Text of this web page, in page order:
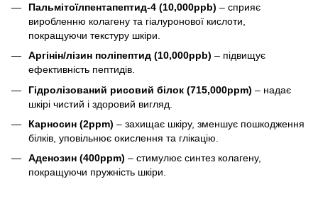
Пальмітоїлпентапептид-4 (10,000ppb) – сприяє
виробленню колагену та гіалуронової кислоти,
покращуючи текстуру шкіри.
Аргінін/лізин поліпептид (10,000ppb) – підвищує
ефективність пептидів.
Гідролізований рисовий білок (715,000ppm) – надає
шкірі чистий і здоровий вигляд.
Карносин (2ppm) – захищає шкіру, зменшує пошкодження
білків, уповільнює окислення та глікацію.
Аденозин (400ppm) – стимулює синтез колагену,
покращуючи пружність шкіри.